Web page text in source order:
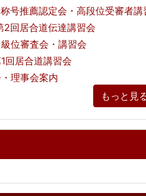
号推薦認定会・高段位受審者講
2回居合道伝達講習会
位審査会・講習会
回居合道講習会
理事会案内
もっと見